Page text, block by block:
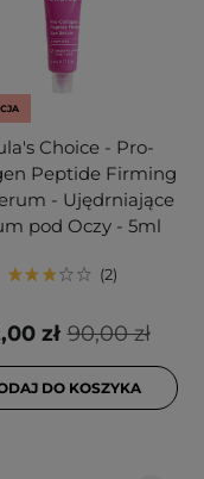
Choice - Pro-
Peptide Firming
- Ujędrniające
pod Oczy - 5ml
2
90,00 zł
zł
DO KOSZYKA